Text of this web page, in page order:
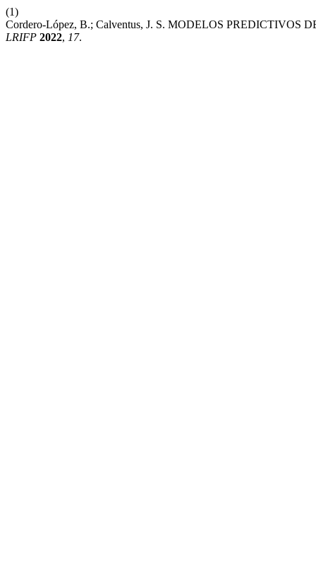
(1)
Cordero-López, B.; Calventus, J. S. MODELOS
LRIFP 2022, 17.